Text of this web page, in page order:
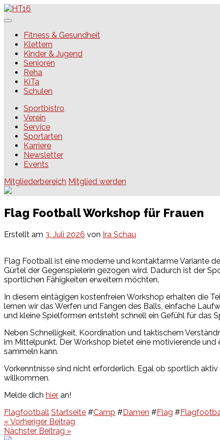
Skip
to
HT16Fitness & Gesundheit
Klettern
Kinder & Jugend
Senioren
Reha
KiTa
Schulen
Sportbistro
Verein
Service
Sportarten
Karriere
Newsletter
Events
Mitgliederbereich Mitglied werden
Flag Football Workshop für Frauen
Erstellt am 3. Juli 2026 von Ira Schau
Flag Football ist eine moderne und kontaktarme Variante
Gürtel der Gegenspielerin gezogen wird. Dadurch ist der
sportlichen Fähigkeiten erweitern möchten.
In diesem eintägigen kostenfreien Workshop erhalten die
lernen wir das Werfen und Fangen des Balls, einfache
und kleine Spielformen entsteht schnell ein Gefühl für das
Neben Schnelligkeit, Koordination und taktischem
im Mittelpunkt. Der Workshop bietet eine motivierende
sammeln kann.
Vorkenntnisse sind nicht erforderlich. Egal ob sportlich
willkommen.
Melde dich hier an!
Flagfootball Startseite #Camp #Damen #Flag #
Beitragsnavigation
« Vorheriger Beitrag
Nächster Beitrag »